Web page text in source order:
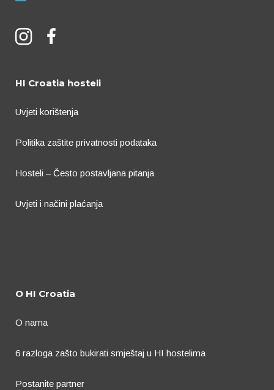
HI Croatia hosteli
Uvjeti korištenja
Politika zaštite privatnosti podataka
Hosteli – Često postavljana pitanja
Uvjeti i načini plaćanja
O HI Croatia
O nama
6 razloga zašto bukirati smještaj u HI hostelima
Postanite partner